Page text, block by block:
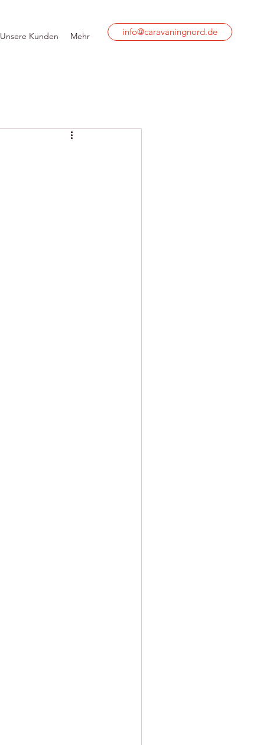
Unsere Kunden Mehr info@caravaningnord.de